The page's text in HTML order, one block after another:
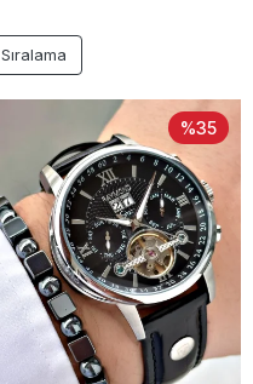
Sıralama
%35